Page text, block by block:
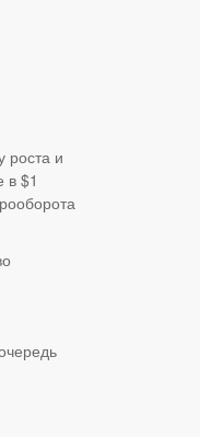
роста и
в $1